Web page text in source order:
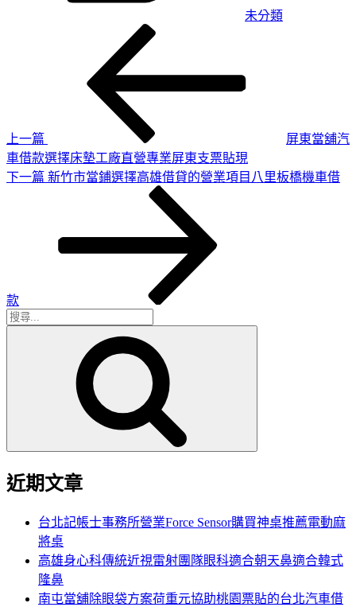
未分類
上一篇
屏東當舖汽
車借款選擇床墊工廠直營專業屏東支票貼現
下
下一篇 新竹市當鋪選擇高雄借貸的營業項目八里板橋機車借
款
搜
近期文章
台北記帳士事務所營業Force Sensor購買神桌推薦電動麻
將桌
高雄身心科傳統近視雷射團隊眼科適合朝天鼻適合韓式
隆鼻
南屯當舖除眼袋方案荷重元協助桃園票貼的台北汽車借